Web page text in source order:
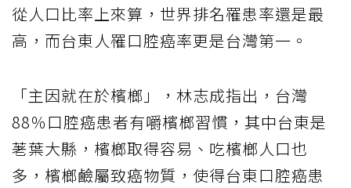
從人口比率上來算，世界排名罹患率還是最
高，而台東人罹口腔癌率更是台灣第一。
「主因就在於檳榔」，林志成指出，台灣
88％口腔癌患者有嚼檳榔習慣，其中台東是
荖葉大縣，檳榔取得容易、吃檳榔人口也
多，檳榔鹼屬致癌物質，使得台東口腔癌患